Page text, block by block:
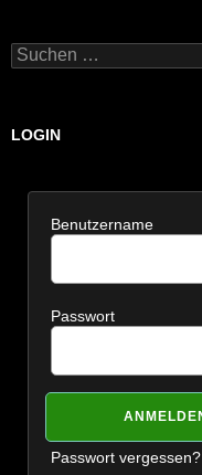
Suchen
nach:
LOGIN
Benutzername
Passwort
Passwort vergessen?